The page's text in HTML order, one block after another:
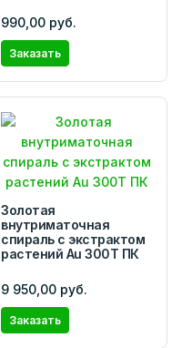
990,00 руб.
Заказать
Золотая
внутриматочная
спираль с экстрактом
растений Au 300Т ПК
9 950,00 руб.
Заказать